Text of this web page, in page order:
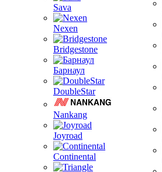
Sava
Nexen
Bridgestone
Барнаул
DoubleStar
Nankang
Joyroad
Continental